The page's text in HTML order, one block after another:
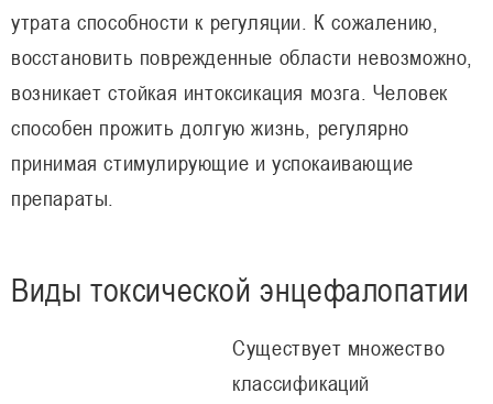
утрата способности к регуляции. К сожалению,
восстановить поврежденные области невозможно,
возникает стойкая интоксикация мозга. Человек
способен прожить долгую жизнь, регулярно
принимая стимулирующие и успокаивающие
препараты.
Виды токсической энцефалопатии
Существует множество
классификаций